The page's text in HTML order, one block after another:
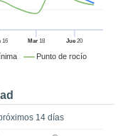
Punto de rocío
16 Mar18 Jue 20
14 días